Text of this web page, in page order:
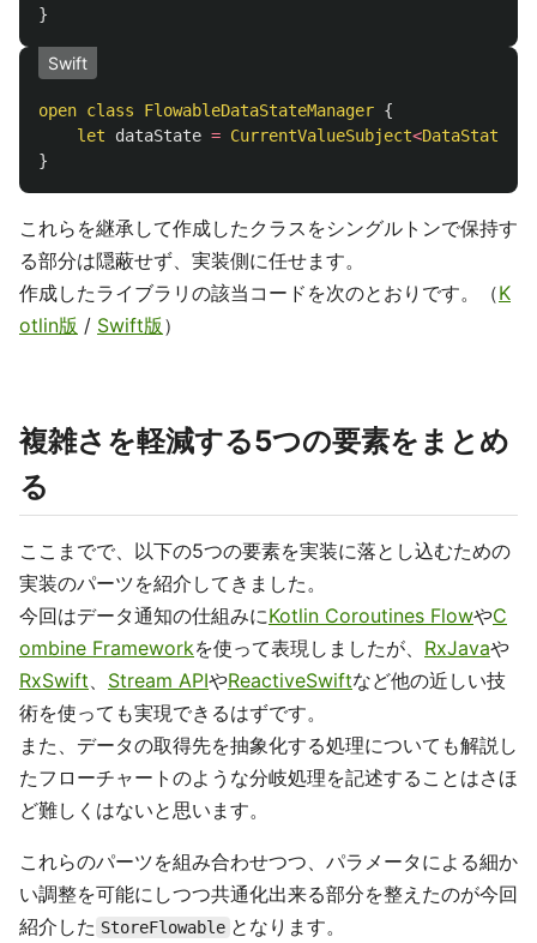
}
Swift
open class FlowableDataStateManager {
let
dataState = CurrentValueSubject<DataState
}
これらを継承して作成したクラスをシングルトンで保持す
る部分は隠蔽せず、実装側に任せます。
作成したライブラリの該当コードを次のとおりです。（K
otlin版 / Swift版 ）
複雑さを軽減する5つの要素をまとめ
る
ここまでで、以下の5つの要素を実装に落とし込むための
実装のパーツを紹介してきました。
今回はデータ通知の仕組みにKotlin Coroutines FlowやC
ombine Frameworkを使って表現しましたが、 RxJavaや
RxSwift
Stream APIやReactiveSwiftなど他の近しい技
術を使っても実現できるはずです。
また、データの取得先を抽象化する処理についても解説し
たフローチャートのような分岐処理を記述することはさほ
ど難しくはないと思います。
これらのパーツを組み合わせつつ、パラメータによる細か
い調整を可能にしつつ共通化出来る部分を整えたのが今回
紹介した StoreFlowable となります。